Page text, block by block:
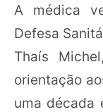
A médica
Defesa
Thaís
orientação
uma década